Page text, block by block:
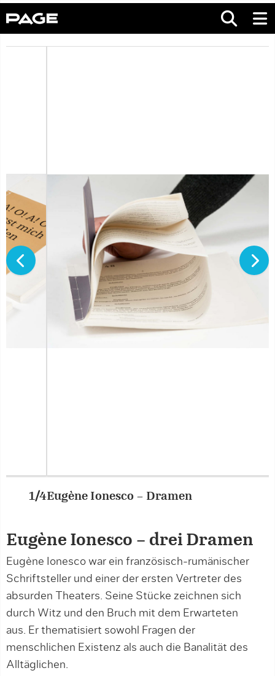
Eugène Ionesco – Dramen
Eugène Ionesco – drei Dramen
Eugène Ionesco war ein französisch-rumänischer
Schriftsteller und einer der ersten Vertreter des
absurden Theaters. Seine Stücke zeichnen sich
durch Witz und den Bruch mit dem Erwarteten
aus. Er thematisiert sowohl Fragen der
menschlichen Existenz als auch die Banalität des
Alltäglichen.